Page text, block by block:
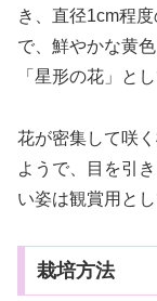
き、直径1cm程
で、鮮やかな黄
「星形の花」と
花が密集して咲
ようで、目を引
い姿は観賞用と
栽培方法